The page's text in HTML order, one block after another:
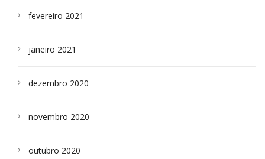
fevereiro 2021
janeiro 2021
dezembro 2020
novembro 2020
outubro 2020